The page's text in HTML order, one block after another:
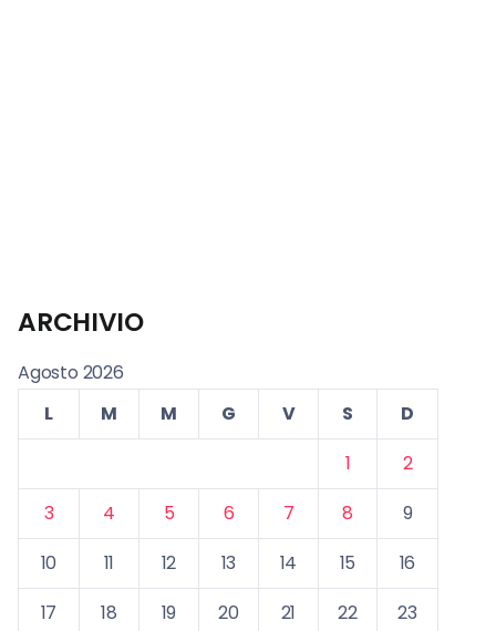
ARCHIVIO
Agosto 2026
L
M M G V S
D
1
2
3
4 5 6 7 8
9
10
11 12 13 14 15
16
17
18 19 20 21 22 23